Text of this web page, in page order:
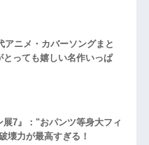
アニメ・カバーソングまと
とっても嬉しい名作いっぱ
展7』："おパンツ等身大フィ
壊力が最高すぎる！